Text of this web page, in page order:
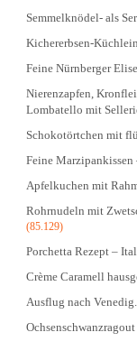
Semmelknödel- als
Kichererbsen-
Feine Nürnberger
Nierenzapfen,
Lombatello mit
Schokotörtchen mit
Feine Marzipankissen
Apfelkuchen mit
Rohrnudeln mit
(85.129)
Porchetta Rezept –
Crème Caramell
Ausflug nach